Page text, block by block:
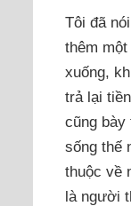
Tôi đã
thêm
xuống,
trả lại
cũng bày
sống thế
thuộc về
là người